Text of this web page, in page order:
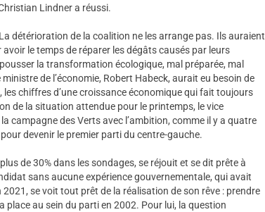
Lindner a réussi.
détérioration de la coalition ne les arrange pas. Ils auraient
le temps de réparer les dégâts causés par leurs
la transformation écologique, mal préparée, mal
de l’économie, Robert Habeck, aurait eu besoin de
chiffres d’une croissance économique qui fait toujours
de la situation attendue pour le printemps, le vice
campagne des Verts avec l’ambition, comme il y a quatre
devenir le premier parti du centre-gauche.
de 30% dans les sondages, se réjouit et se dit prête à
sans aucune expérience gouvernementale, qui avait
se voit tout prêt de la réalisation de son rêve : prendre
place au sein du parti en 2002. Pour lui, la question